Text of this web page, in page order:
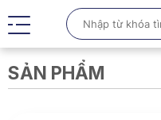
SẢN PHẨM